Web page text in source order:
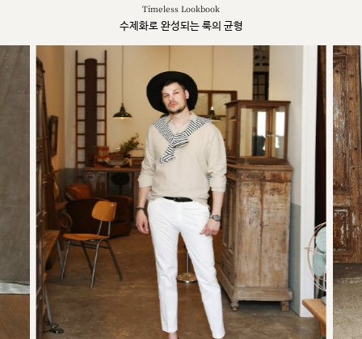
Timeless Lookbook
수제화로 완성되는 룩의 균형